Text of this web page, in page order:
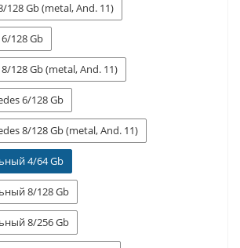
128 Gb (metal, And. 11)
128 Gb
128 Gb (metal, And. 11)
6/128 Gb
8/128 Gb (metal, And. 11)
4/64 Gb
8/128 Gb
8/256 Gb